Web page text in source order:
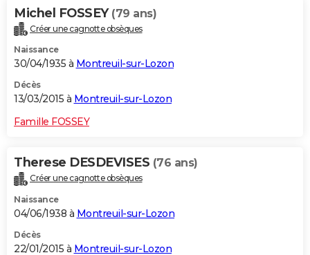
Michel FOSSEY (79 ans)
Créer une cagnotte obsèques
Naissance
30/04/1935 à Montreuil-sur-Lozon
Décès
13/03/2015 à Montreuil-sur-Lozon
Famille FOSSEY
Therese DESDEVISES (76 ans)
Créer une cagnotte obsèques
Naissance
04/06/1938 à Montreuil-sur-Lozon
Décès
22/01/2015 à Montreuil-sur-Lozon